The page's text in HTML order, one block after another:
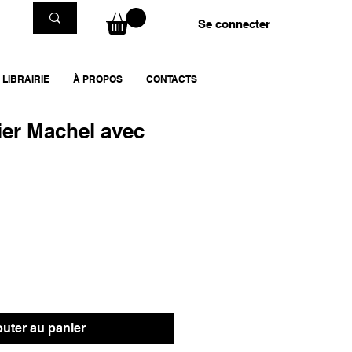
LIBRAIRIE À PROPOS CONTACTS
Se connecter
Machel avec
au panier